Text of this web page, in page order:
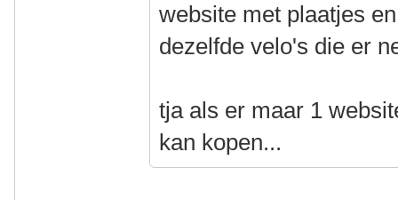
website met plaatjes
dezelfde velo's die er
tja als er maar 1
kan kopen...